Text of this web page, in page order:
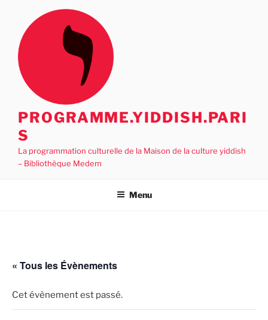
contenu
principal
PROGRAMME.YIDDISH.PARI
S
La programmation culturelle de la Maison de la culture yiddish
– Bibliothèque Medem
Menu
« Tous les Évènements
Cet évènement est passé.